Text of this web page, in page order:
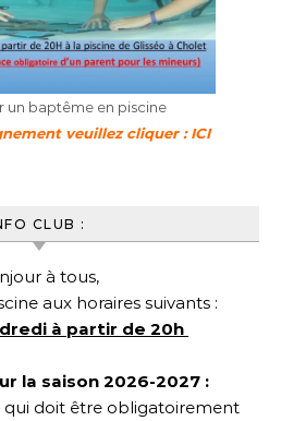
un baptême en piscine
veuillez cliquer : ICI
CLUB :
à tous,
aux horaires suivants :
à partir de 20h
la saison 2026-2027 :
doit être obligatoirement